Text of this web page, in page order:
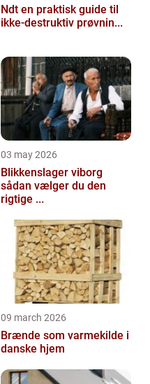
Ndt en praktisk guide til
ikke-destruktiv prøvnin...
03 may 2026
Blikkenslager viborg
sådan vælger du den
rigtige ...
09 march 2026
Brænde som varmekilde i
danske hjem